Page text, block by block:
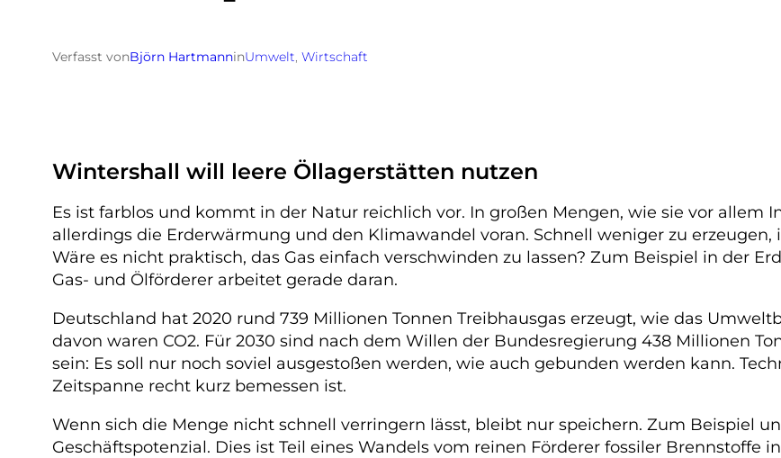
Verfasst vonBjörn HartmanninUmwelt, Wirtschaft
Wintershall will leere Öllagerstätten nutzen
Es ist farblos und kommt in der Natur reichlich vor. In großen Mengen, wie sie vor allem
allerdings die Erderwärmung und den Klimawandel voran. Schnell weniger zu
Wäre es nicht praktisch, das Gas einfach verschwinden zu lassen? Zum Beispiel in der
Gas- und Ölförderer arbeitet gerade daran.
Deutschland hat 2020 rund 739 Millionen Tonnen Treibhausgas erzeugt, wie das
davon waren CO2. Für 2030 sind nach dem Willen der Bundesregierung 438 Millionen
sein: Es soll nur noch soviel ausgestoßen werden, wie auch gebunden werden kann.
Zeitspanne recht kurz bemessen ist.
Wenn sich die Menge nicht schnell verringern lässt, bleibt nur speichern. Zum Beispiel
Geschäftspotenzial. Dies ist Teil eines Wandels vom reinen Förderer fossiler Brennstoffe